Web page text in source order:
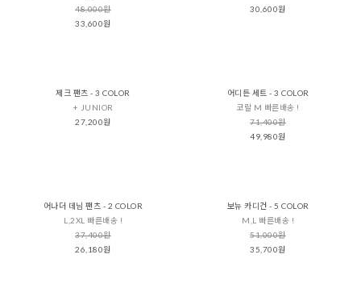
48,000원
33,600원
30,600원
제크 팬츠 - 3 COLOR
+ JUNIOR
27,200원
어디든 세트 - 3 COLOR
코랄 M 빠른배송 !
71,400원
49,980원
어나더 데님 팬츠 - 2 COLOR
L,2XL 빠른배송 !
37,400원
26,180원
보뉴 카디건 - 5 COLOR
M,L 빠른배송 !
51,000원
35,700원